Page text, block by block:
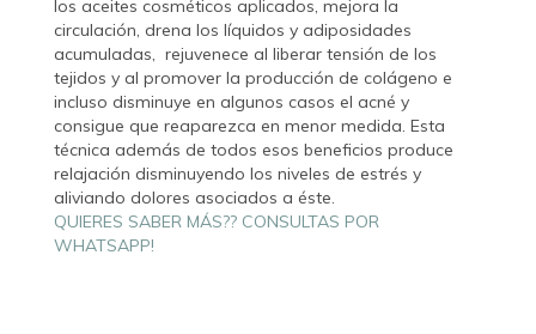
los aceites cosméticos aplicados, mejora la
circulación, drena los líquidos y adiposidades
acumuladas, rejuvenece al liberar tensión de los
tejidos y al promover la producción de colágeno e
incluso disminuye en algunos casos el acné y
consigue que reaparezca en menor medida. Esta
técnica además de todos esos beneficios produce
relajación disminuyendo los niveles de estrés y
aliviando dolores asociados a éste.
QUIERES SABER MÁS?? CONSULTAS POR
WHATSAPP!